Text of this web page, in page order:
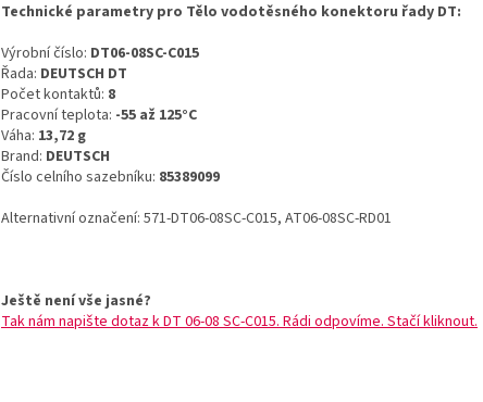
Technické parametry pro Tělo vodotěsného konektoru řady DT:
Výrobní číslo: DT06-08SC-C015
Řada: DEUTSCH DT
Počet kontaktů: 8
Pracovní teplota: -55 až 125°C
Váha: 13,72 g
Brand: DEUTSCH
Číslo celního sazebníku: 85389099
Alternativní označení: 571-DT06-08SC-C015, AT06-08SC-RD01
Ještě není vše jasné?
Tak nám napište dotaz k DT 06-08 SC-C015. Rádi odpovíme. Stačí kliknout.